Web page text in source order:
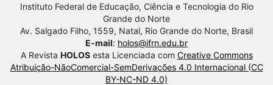
Instituto Federal de Educação, Ciência e Tecnologia do Rio
Grande do Norte
Av. Salgado Filho, 1559, Natal, Rio Grande do Norte, Brasil
E-mail: holos@ifrn.edu.br
A Revista HOLOSesta Licenciada com Creative Commons
Atribuição-NãoComercial-SemDerivações 4.0 Internacional (CC
BY-NC-ND 4.0)